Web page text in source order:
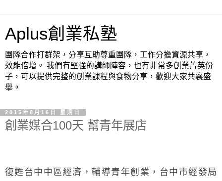
Aplus創業私塾
團隊合作打群架，分享互助尊重團隊，工作分擔資源共享，
效能倍增。 我們有堅強的講師陣容，也有非常多創業菁英份
子，可以提供完整的創業課程與食物分享，歡迎大家共襄盛
舉。
2015年8月16日 星期日
創業媒合100天 幫青年展店
復甦台中中區經濟，輔導青年創業，台中市經發局